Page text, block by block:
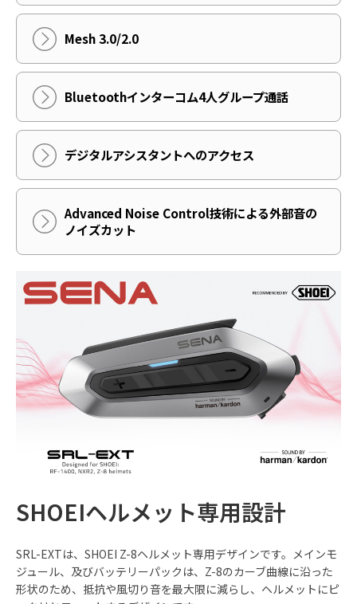
Mesh 3.0/2.0
Bluetoothインターコム4人グループ通話
デジタルアシスタントへのアクセス
Advanced Noise Control技術による外部音の
ノイズカット
SHOEIヘルメット専用設計
SRL-EXTは、SHOEI Z-8ヘルメット専用デザインです。メインモ
ジュール、及びバッテリーパックは、Z-8のカーブ曲線に沿った
形状のため、抵抗や風切り音を最大限に減らし、ヘルメットにピ